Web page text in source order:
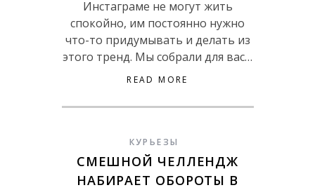
Инстаграме не могут жить
спокойно, им постоянно нужно
что-то придумывать и делать из
этого тренд. Мы собрали для вас…
READ MORE
КУРЬЕЗЫ
СМЕШНОЙ ЧЕЛЛЕНДЖ
НАБИРАЕТ ОБОРОТЫ В